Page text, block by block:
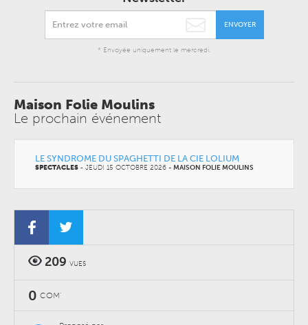
ENVOYER
* Envoyée uniquement le mercredi.
Maison Folie Moulins
Le prochain événement
LE SYNDROME DU SPAGHETTI DE LA CIE LOLIUM
SPECTACLES - JEUDI 15 OCTOBRE 2026 - MAISON FOLIE MOULINS
209 VUES
0 COM'